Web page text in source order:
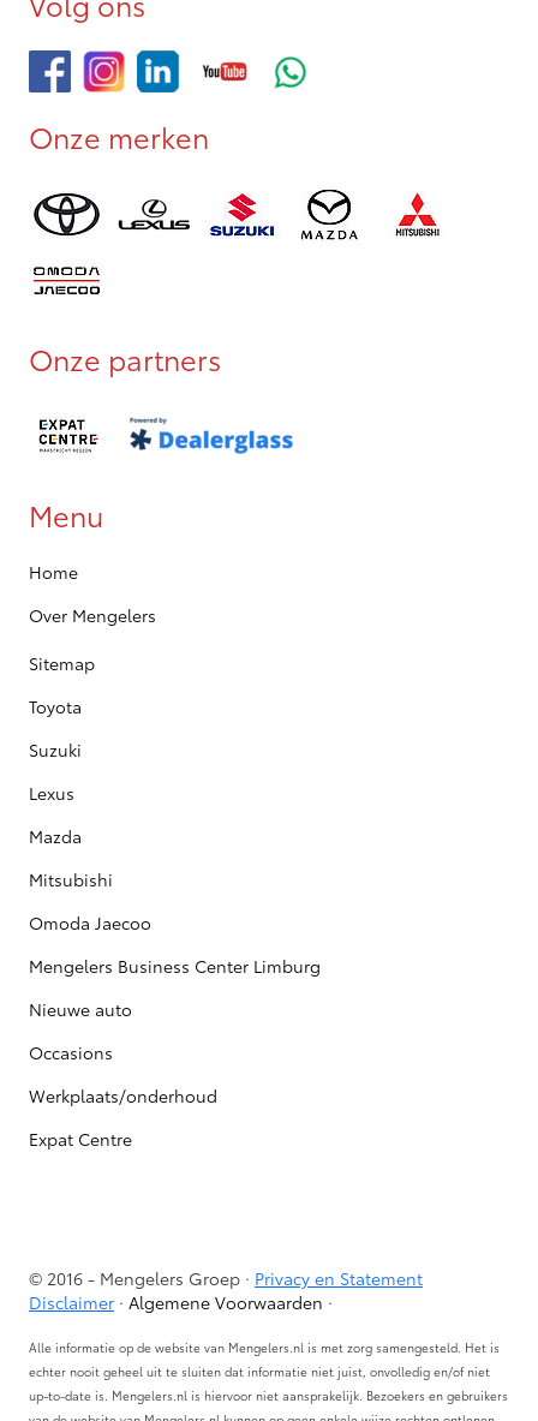
Onze merken
Onze partners
Menu
Home
Over Mengelers
Sitemap
Toyota
Suzuki
Lexus
Mazda
Mitsubishi
Omoda Jaecoo
Mengelers Business Center Limburg
Nieuwe auto
Occasions
Werkplaats/onderhoud
Expat Centre
© 2016 - Mengelers Groep · Privacy en Statement
Disclaimer · Algemene Voorwaarden ·
Alle informatie op de website van Mengelers.nl is met zorg samengesteld. Het is
echter nooit geheel uit te sluiten dat informatie niet juist, onvolledig en/of niet
up-to-date is. Mengelers.nl is hiervoor niet aansprakelijk. Bezoekers en gebruikers